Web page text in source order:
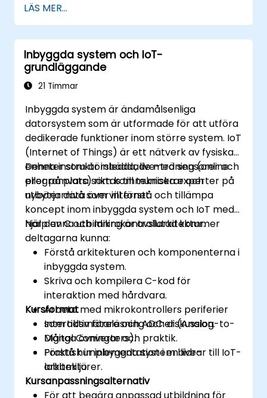
kantelement för IoT-applikationer.
Implementera realtidsdatahantering och
beslutsfattande i IoT-system.
Integrera Edge AI med olika IoT-protokoll
och plattformar.
Ta hänsyn till etiska överväganden och
LÄS MER...
Inbyggda system och IoT-
grundläggande
21 Timmar
Inbyggda system är ändamålsenliga
datorsystem som är utformade för att utföra
dedikerade funktioner inom större system. IoT
(Internet of Things) är ett nätverk av fysiska
enheter som är inbäddade med sensorer och
programvara som kommunicerar och
utbyter data över internet.
Denna instruktörsledda, live-träning (online
eller på plats) riktas till tekniska experter på
nybörjarnivå som vill förstå och tillämpa
koncept inom inbyggda system och IoT med
hjälp av C och mikrokontrollarkitektur.
När denna utbildning är avslutad kommer
deltagarna kunna:
Förstå arkitekturen och komponenterna i
inbyggda system.
Skriva och kompilera C-kod för
interaktion med hårdvara.
Arbeta med mikrokontrollers periferier
som tidsmätare och ADC:er (Analog-to-
Digital Converters).
Förstå hur inbyggda system bidrar till IoT-
arkitekturer.
Kursformat
Interaktiv föreläsning och diskussion.
Många övningar och praktik.
Praktisk implementation i en live-
labbmiljö.
Kursanpassningsalternativ
För att begära anpassad utbildning för